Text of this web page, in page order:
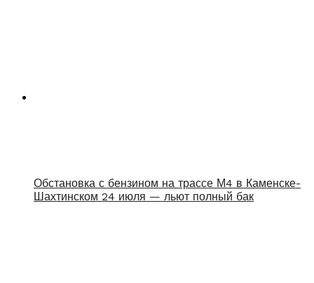
Обстановка с бензином на трассе М4 в Каменске-
Шахтинском 24 июля — льют полный бак